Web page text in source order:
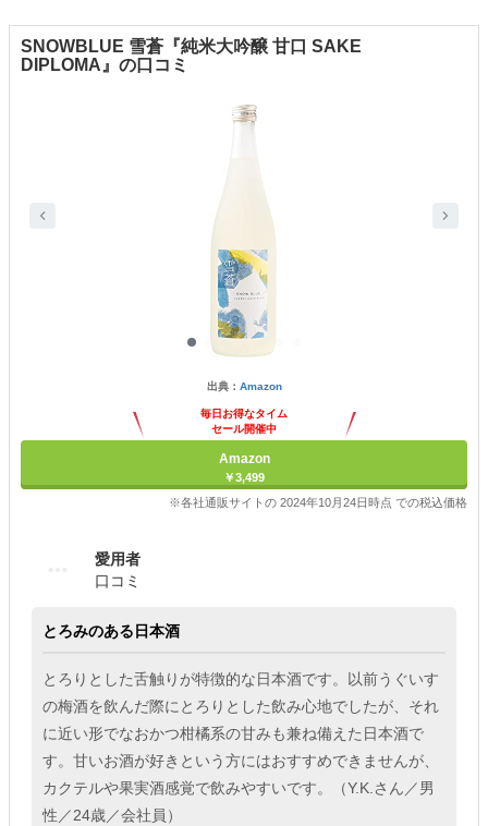
SNOWBLUE 雪蒼『純米大吟醸 甘口 SAKE
DIPLOMA』の口コミ
出典： Amazon
毎日お得なタイム
セール開催中
Amazon
￥3,499
※各社通販サイトの 2024年10月24日時点 での税込価格
愛用者
口コミ
とろみのある日本酒
とろりとした舌触りが特徴的な日本酒です。以前うぐいす
の梅酒を飲んだ際にとろりとした飲み心地でしたが、それ
に近い形でなおかつ柑橘系の甘みも兼ね備えた日本酒で
す。甘いお酒が好きという方にはおすすめできませんが、
カクテルや果実酒感覚で飲みやすいです。（Y.K.さん／男
性／24歳／会社員）